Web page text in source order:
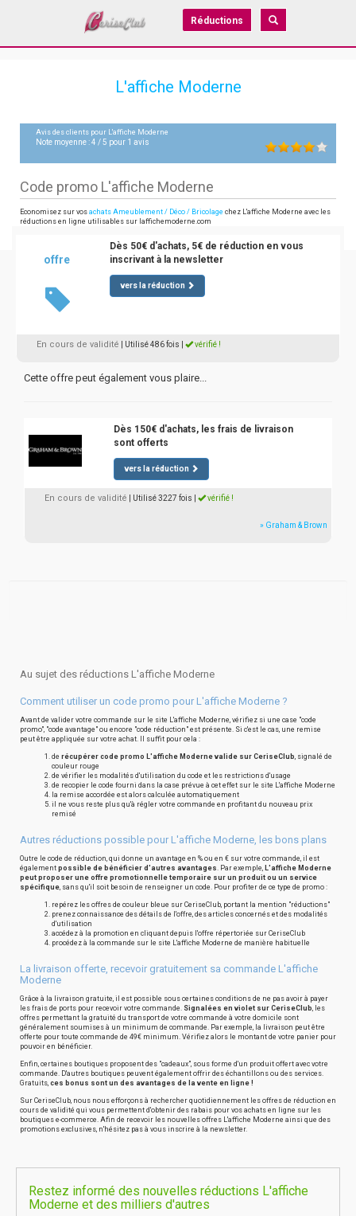
Réductions
L'affiche Moderne
Avis des clients pour L'affiche Moderne
Note moyenne :4 /5 pour 1 avis
Code promo L'affiche Moderne
Economisez sur vos achats Ameublement / Déco / Bricolage chez L'affiche Moderne avec les
réductions en ligne utilisables sur laffichemoderne.com
offre
Dès 50€ d'achats, 5€ de réduction en vous
inscrivant à la newsletter
vers la réduction
En cours de validité | Utilisé 486 fois vérifié !
Cette offre peut également vous plaire...
Dès 150€ d'achats, les frais de livraison
sont offerts
vers la réduction
En cours de validité | Utilisé 3227 fois vérifié !
» Graham & Brown
Au sujet des réductions L'affiche Moderne
Comment utiliser un code promo pour L'affiche Moderne ?
Avant de valider votre commande sur le site L'affiche Moderne, vérifiez si une case "code
promo", "code avantage" ou encore "code réduction" est présente. Si c'est le cas, une remise
peut être appliquée sur votre achat. Il suffit pour cela :
de récupérer code promo L'affiche Moderne valide sur CeriseClub, signalé de
couleur rouge
de vérifier les modalités d'utilisation du code et les restrictions d'usage
de recopier le code fourni dans la case prévue à cet effet sur le site L'affiche Moderne
la remise accordée est alors calculée automatiquement
il ne vous reste plus qu'à régler votre commande en profitant du nouveau prix
remisé
Autres réductions possible pour L'affiche Moderne, les bons plans
Outre le code de réduction, qui donne un avantage en % ou en € sur votre commande, il est
également possible de bénéficier d'autres avantages. Par exemple, L'affiche Moderne
peut proposer une offre promotionnelle temporaire sur un produit ou un service
spécifique, sans qu'il soit besoin de renseigner un code. Pour profiter de ce type de promo :
repérez les offres de couleur bleue sur CeriseClub, portant la mention "réductions"
prenez connaissance des détails de l'offre, des articles concernés et des modalités
d'utilisation
accédez à la promotion en cliquant depuis l'offre répertoriée sur CeriseClub
procédez à la commande sur le site L'affiche Moderne de manière habituelle
La livraison offerte, recevoir gratuitement sa commande L'affiche
Moderne
Grâce à la livraison gratuite, il est possible sous certaines conditions de ne pas avoir à payer
les frais de ports pour recevoir votre commande. Signalées en violet sur CeriseClub, les
offres permettant la gratuité du transport de votre commande à votre domicile sont
généralement soumises à un minimum de commande. Par exemple, la livraison peut être
offerte pour toute commande de 49€ minimum. Vérifiez alors le montant de votre panier pour
pouvoir en bénéficier.
Enfin, certaines boutiques proposent des "cadeaux", sous forme d'un produit offert avec votre
commande. D'autres boutiques peuvent également offrir des échantillons ou des services.
Gratuits, ces bonus sont un des avantages de la vente en ligne !
Sur CeriseClub, nous nous efforçons à rechercher quotidiennement les offres de réduction en
cours de validité qui vous permettent d'obtenir des rabais pour vos achats en ligne sur les
boutiques e-commerce. Afin de recevoir les nouvelles offres L'affiche Moderne ainsi que des
promotions exclusives, n'hésitez pas à vous inscrire à la newsletter.
Restez informé des nouvelles réductions L'affiche
Moderne et des milliers d'autres